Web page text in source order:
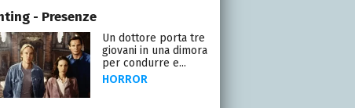
- Presenze
Un dottore porta tre
giovani in una dimora
per condurre e...
HORROR